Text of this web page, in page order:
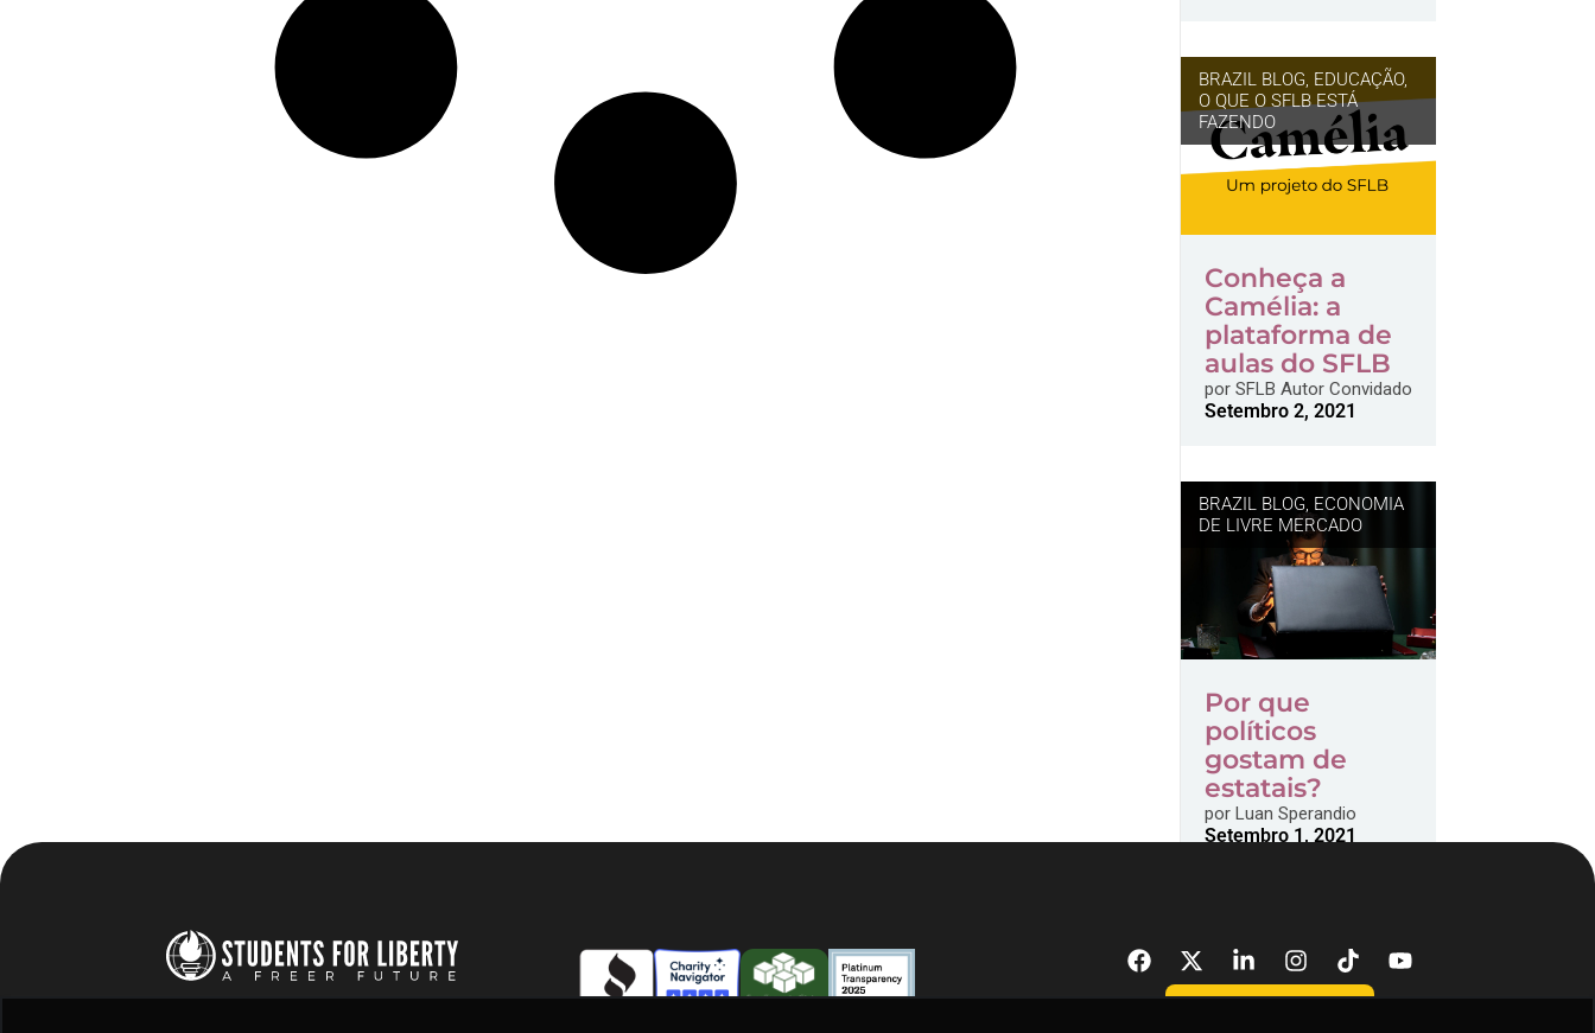
BRAZIL BLOG, EDUCAÇÃO,
O QUE O SFLB ESTÁ
FAZENDO
Conheça a
Camélia: a
plataforma de
aulas do SFLB
porSFLB Autor Convidado
Setembro 2, 2021
BRAZIL BLOG, ECONOMIA
DE LIVRE MERCADO
Por que
políticos
gostam de
estatais?
porLuan Sperandio
Setembro 1, 2021